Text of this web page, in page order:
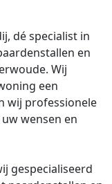
dé specialist in
en
Wij
een
wij professionele
wensen en
gespecialiseerd